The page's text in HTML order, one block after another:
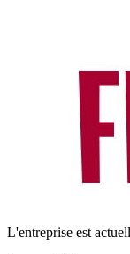
L'entreprise est